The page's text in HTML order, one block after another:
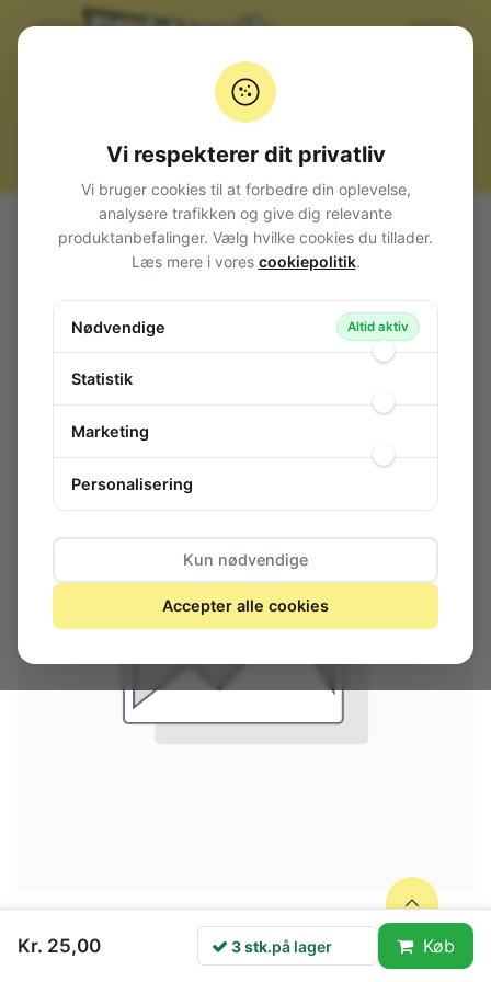
Alle produkter Kabler, stik og adaptere
Diverse
Stiftlister mm.
2 rækker
Lige, lange ben
Stiftliste LANG, 2 rækker. 100-polet, lige, 21,6mm
Stiftliste LANG, 2 rækker. 100-polet,
lige, 21,6mm (3/16)
3 stk.på lager
Kr. 25,00 3 stk.på lager Køb
Vi respekterer dit privatliv
Vi bruger cookies til at forbedre din oplevelse,
analysere trafikken og give dig relevante
produktanbefalinger. Vælg hvilke cookies du tillader.
Læs mere i vores cookiepolitik.
Nødvendige Altid aktiv
Statistik
Marketing
Personalisering
Kun nødvendige
Accepter alle cookies